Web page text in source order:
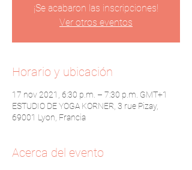
¡Se acabaron las inscripciones!
Ver otros eventos
Horario y ubicación
17 nov 2021, 6:30 p.m. – 7:30 p.m. GMT+1
ESTUDIO DE YOGA KORNER, 3 rue Pizay,
69001 Lyon, Francia
Acerca del evento